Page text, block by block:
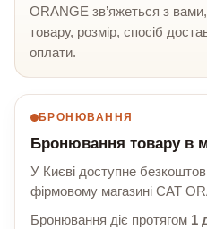
ORANGE зв’яжеться з
товару, розмір, спосіб
оплати.
БРОНЮВАННЯ
Бронювання товару в
У Києві доступне
фірмовому магазині CAT
Бронювання діє протягом 1